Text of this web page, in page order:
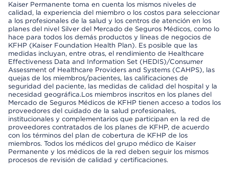
Kaiser Permanente toma en cuenta los mismos niveles de
calidad, la experiencia del miembro o los costos para seleccionar
a los profesionales de la salud y los centros de atención en los
planes del nivel Silver del Mercado de Seguros Médicos, como lo
hace para todos los demás productos y líneas de negocios de
KFHP (Kaiser Foundation Health Plan). Es posible que las
medidas incluyan, entre otras, el rendimiento de Healthcare
Effectiveness Data and Information Set (HEDIS)/Consumer
Assessment of Healthcare Providers and Systems (CAHPS), las
quejas de los miembros/pacientes, las calificaciones de
seguridad del paciente, las medidas de calidad del hospital y la
necesidad geográfica.Los miembros inscritos en los planes del
Mercado de Seguros Médicos de KFHP tienen acceso a todos los
proveedores del cuidado de la salud profesionales,
institucionales y complementarios que participan en la red de
proveedores contratados de los planes de KFHP, de acuerdo
con los términos del plan de cobertura de KFHP de los
miembros. Todos los médicos del grupo médico de Kaiser
Permanente y los médicos de la red deben seguir los mismos
procesos de revisión de calidad y certificaciones.